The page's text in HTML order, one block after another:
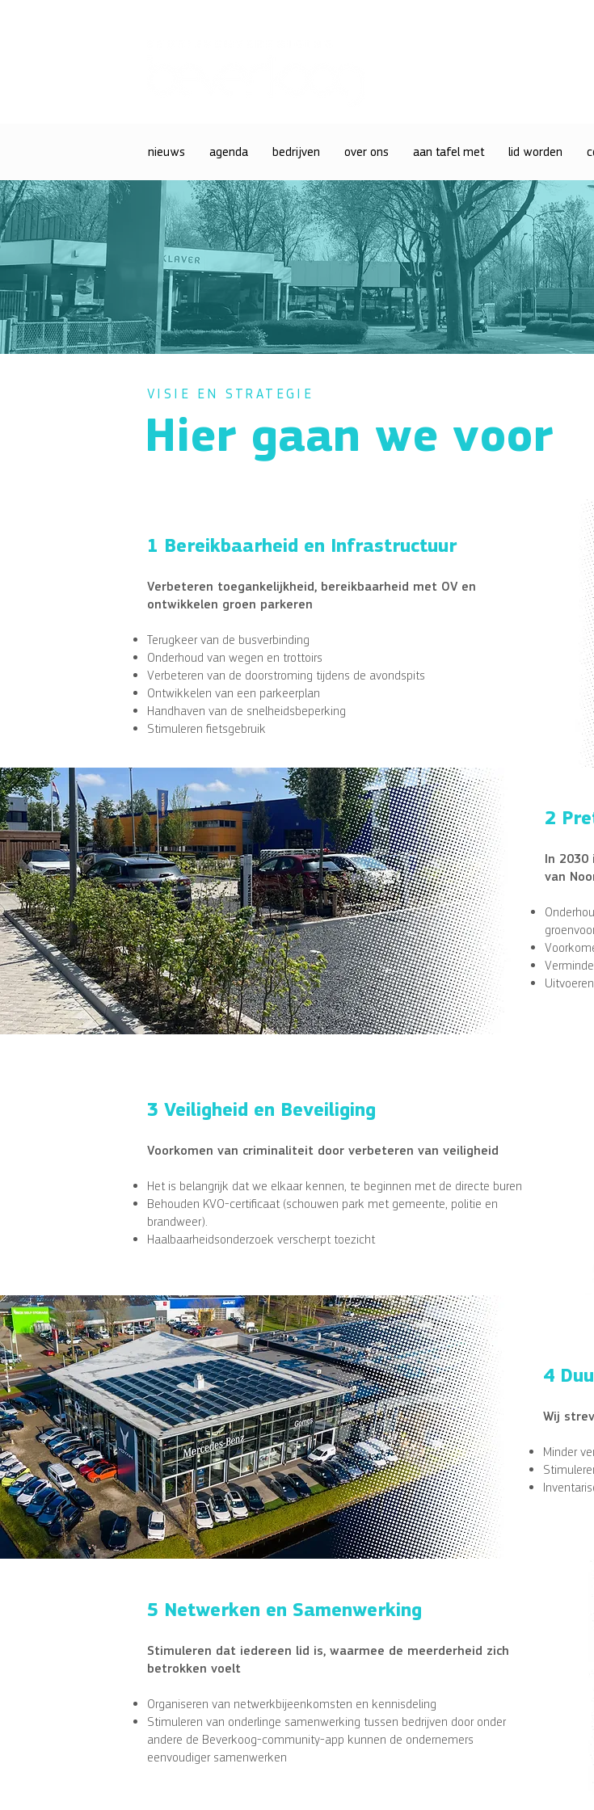
nieuws agenda bedrijven over ons aan tafel met lid worden
Hier gaan we voor
VISIE EN STRATEGIE
1 Bereikbaarheid en Infrastructuur
Verbeteren toegankelijkheid, bereikbaarheid met OV en
ontwikkelen groen parkeren
Terugkeer van de busverbinding
Onderhoud van wegen en trottoirs
Verbeteren van de doorstroming tijdens de avondspits
Ontwikkelen van een parkeerplan
Handhaven van de snelheidsbeperking
Stimuleren fietsgebruik
2
In 2030
van
3 Veiligheid en Beveiliging
Voorkomen van criminaliteit door verbeteren van veiligheid
Het is belangrijk dat we elkaar kennen, te beginnen met de directe buren
Behouden KVO-certificaat (schouwen park met gemeente, politie en
brandweer).
Haalbaarheidsonderzoek verscherpt toezicht
4
Wij
Minder
5 Netwerken en Samenwerking
Stimuleren dat iedereen lid is, waarmee de meerderheid zich
betrokken voelt
Organiseren van netwerkbijeenkomsten en kennisdeling
Stimuleren van onderlinge samenwerking tussen bedrijven door onder
andere de Beverkoog-community-app kunnen de ondernemers
eenvoudiger samenwerken